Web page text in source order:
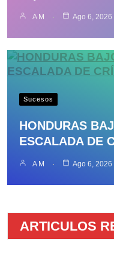
A M Ago 6, 2026
Sucesos
HONDURAS
ESCALADA DE
A M Ago 6, 2026
ARTICULOS